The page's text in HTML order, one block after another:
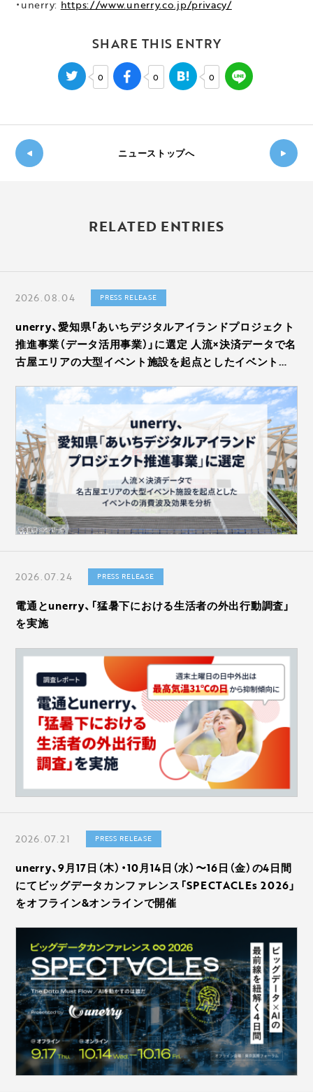
・unerry: https://www.unerry.co.jp/privacy/
SHARE THIS ENTRY
0 0 0
ニューストップへ
RELATED ENTRIES
2026.08.04 PRESS RELEASE
unerry、愛知県「あいちデジタルアイランドプロジェクト
推進事業（データ活用事業）」に選定 人流×決済データで名
古屋エリアの大型イベント施設を起点としたイベントの
2026.07.24 PRESS RELEASE
電通とunerry、「猛暑下における生活者の外出行動調査」
を実施
2026.07.21 PRESS RELEASE
unerry、9月17日（木）・10月14日（水）〜16日（金）の4日間
にてビッグデータカンファレンス「SPECTACLEs 2026」
をオフライン&オンラインで開催